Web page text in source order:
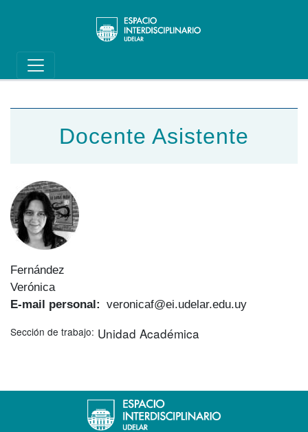
Main navigation
Docente Asistente
Fernández
Verónica
E-mail personal
veronicaf@ei.udelar.edu.uy
Sección de trabajo Unidad Académica